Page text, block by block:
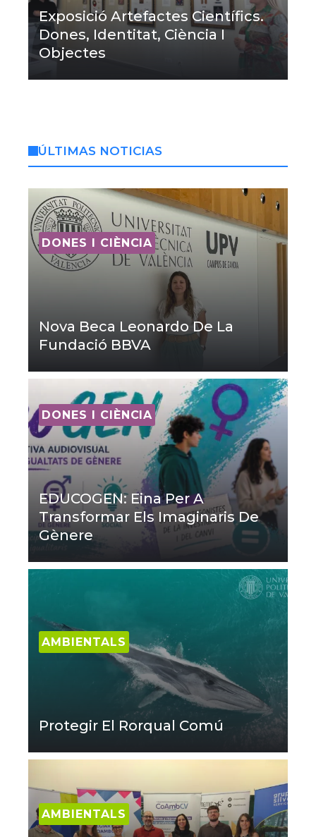
Exposició Artefactes Científics.
Dones, Identitat, Ciència I
Objectes
ÚLTIMAS NOTICIAS
DONES I CIÈNCIA
Nova Beca Leonardo De La
Fundació BBVA
DONES I CIÈNCIA
EDUCOGEN: Eina Per A
Transformar Els Imaginaris De
Gènere
AMBIENTALS
Protegir El Rorqual Comú
AMBIENTALS